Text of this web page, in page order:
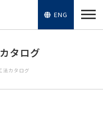
ENG
タログ
法カタログ